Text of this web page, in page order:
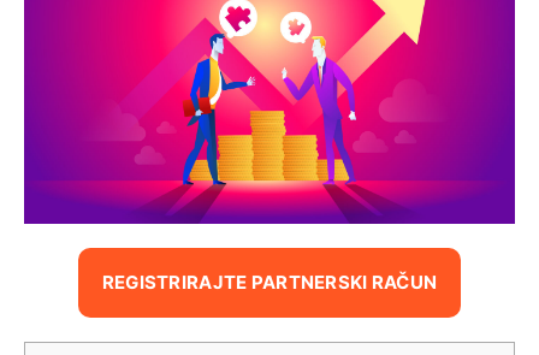
REGISTRIRAJTE PARTNERSKI RAČUN